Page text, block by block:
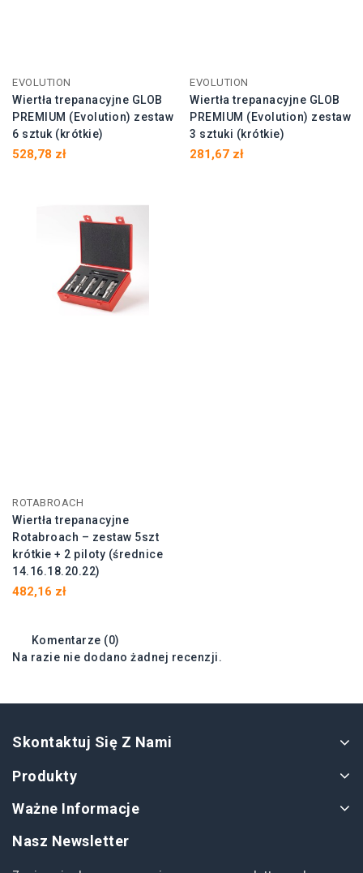
EVOLUTION
Wiertła trepanacyjne GLOB
PREMIUM (Evolution) zestaw
6 sztuk (krótkie)
528,78 zł
EVOLUTION
Wiertła trepanacyjne GLOB
PREMIUM (Evolution) zestaw
3 sztuki (krótkie)
281,67 zł
ROTABROACH
Wiertła trepanacyjne
Rotabroach – zestaw 5szt
krótkie + 2 piloty (średnice
14.16.18.20.22)
482,16 zł
Komentarze (0)
Na razie nie dodano żadnej recenzji.
Skontaktuj Się Z Nami
Produkty
Ważne Informacje
Nasz Newsletter